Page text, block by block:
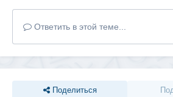
Ответить в этой теме...
Поделиться